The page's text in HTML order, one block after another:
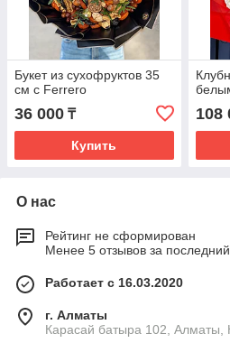
Букет из сухофруктов 35
см с Ferrero
36 000 ₸
Купить
108
О нас
Рейтинг не сформирован
Менее 5 отзывов за
Работает с 16.03.2020
г. Алматы
Карасай батыра 102, Алматы,